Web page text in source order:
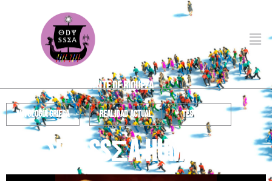
la migración como fuente de riqueza
mitología griega realidad actual testimonios
la ΘdψssΣA humana